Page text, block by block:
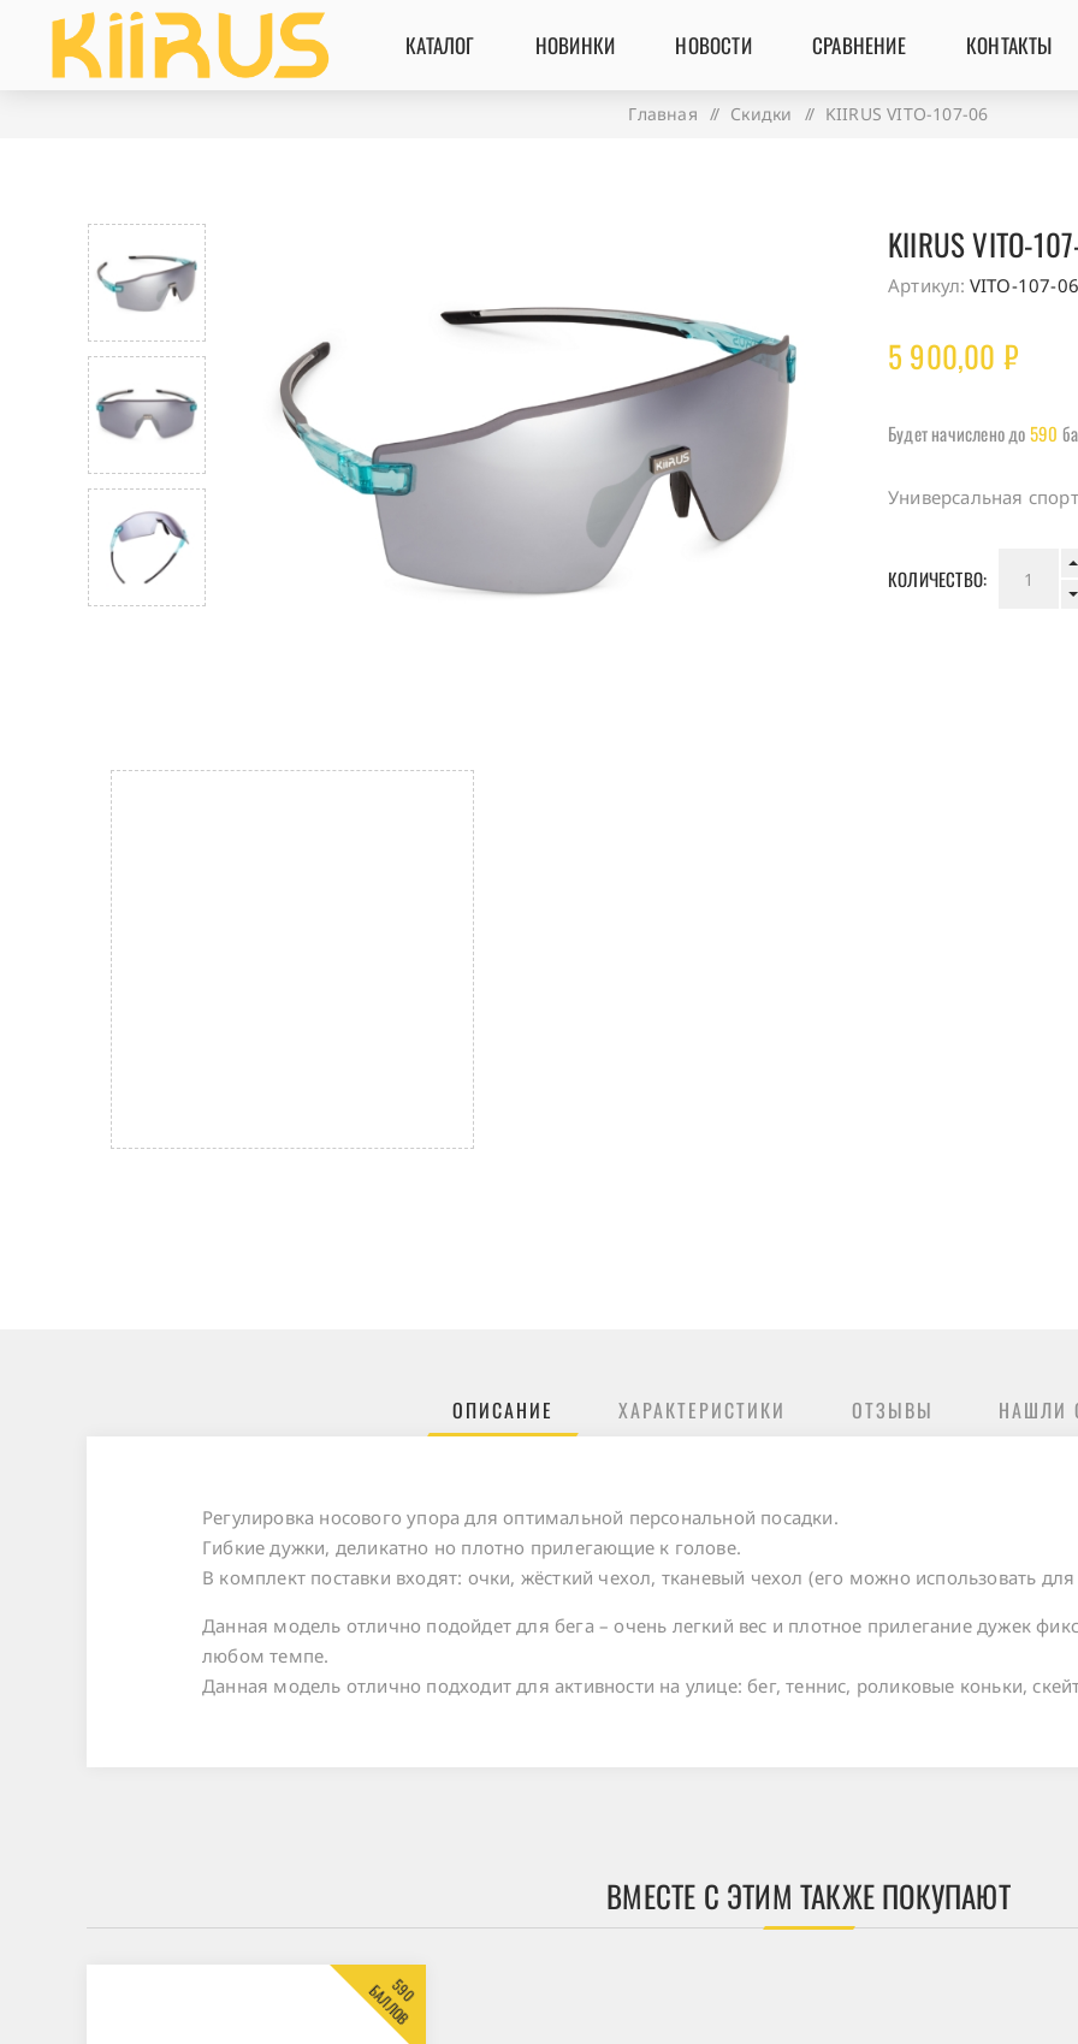
КАТАЛОГ НОВИНКИ НОВОСТИ СРАВНЕНИЕ КОНТАКТЫ
Главная / Скидки / KIIRUS VITO-107-06
KIIRUS VITO-
Артикул: VITO-107-06
5 900,00 ₽
Будет начислено до590
Универсальная
КОЛИЧЕСТВО:
ОПИСАНИЕ ХАРАКТЕРИСТИКИ ОТЗЫВЫ НАШЛИ
Регулировка носового упора для оптимальной персональной посадки.
Гибкие дужки, деликатно но плотно прилегающие к голове.
В комплект поставки входят: очки, жёсткий чехол, тканевый чехол (его можно использовать
Данная модель отлично подойдет для бега – очень легкий вес и плотное прилегание дужек
любом темпе.
Данная модель отлично подходит для активности на улице: бег, теннис, роликовые коньки,
ВМЕСТЕ С ЭТИМ ТАКЖЕ ПОКУПАЮТ
590
БАЛЛОВ